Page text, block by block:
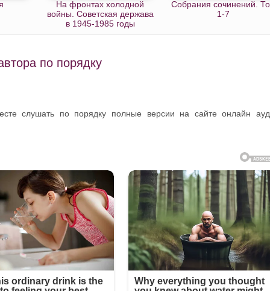
На фронтах холодной
войны. Советская держава
в 1945-1985 годы
Собрания сочинений.
1-7
по порядку
слушать по порядку полные версии на сайте онлайн